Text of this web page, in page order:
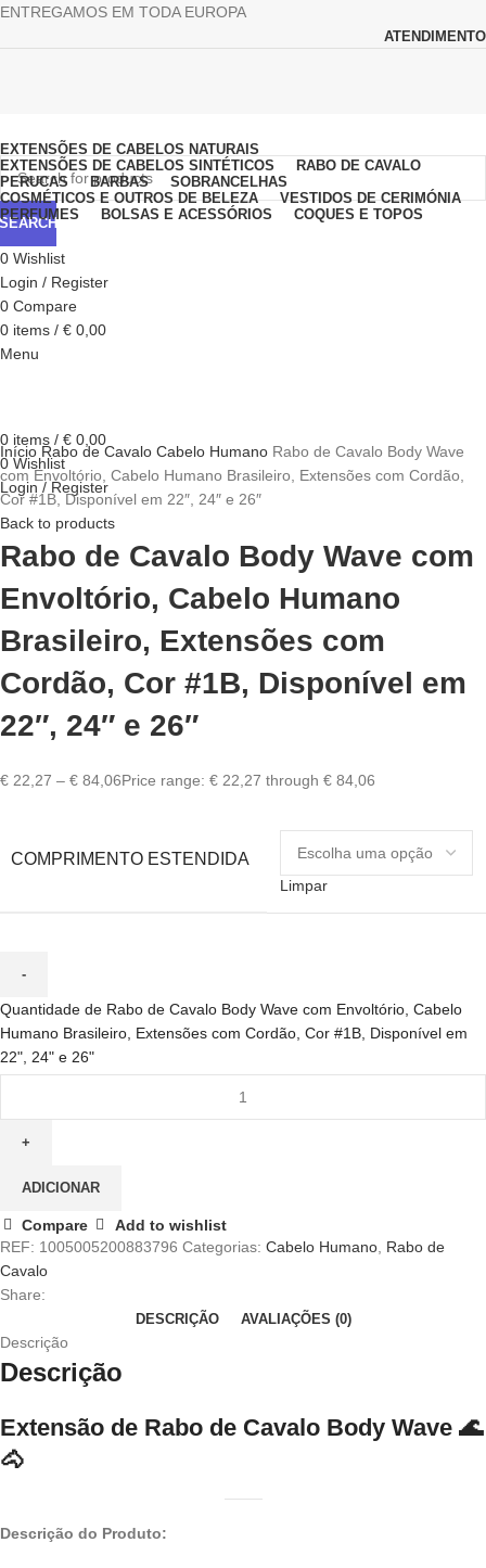
ENTREGAMOS EM TODA EUROPA
ATENDIMENTO
SEARCH
0 Wishlist
Login / Register
0 Compare
0 items / € 0,00
Menu
0 items / € 0,00
0 Wishlist
Login / Register
EXTENSÕES DE CABELOS NATURAIS
EXTENSÕES DE CABELOS SINTÉTICOS
RABO DE CAVALO
PERUCAS
BARBAS
SOBRANCELHAS
COSMÉTICOS E OUTROS DE BELEZA
VESTIDOS DE CERIMÓNIA
PERFUMES
BOLSAS E ACESSÓRIOS COQUES E TOPOS
Início Rabo de Cavalo Cabelo Humano Rabo de Cavalo Body Wave
com Envoltório, Cabelo Humano Brasileiro, Extensões com Cordão,
Cor #1B, Disponível em 22″, 24″ e 26″
Back to products
Rabo de Cavalo Body Wave com
Envoltório, Cabelo Humano
Brasileiro, Extensões com
Cordão, Cor #1B, Disponível em
22″, 24″ e 26″
€ 22,27 – € 84,06Price range: € 22,27 through € 84,06
COMPRIMENTO ESTENDIDA
Limpar
Quantidade de Rabo de Cavalo Body Wave com Envoltório, Cabelo
Humano Brasileiro, Extensões com Cordão, Cor #1B, Disponível em
22", 24" e 26"
ADICIONAR
Compare
Add to wishlist
REF: 1005005200883796 Categorias: Cabelo Humano, Rabo de
Cavalo
Share:
DESCRIÇÃO AVALIAÇÕES (0)
Descrição
Descrição
Extensão de Rabo de Cavalo Body Wave 🌊
🐴
Descrição do Produto: